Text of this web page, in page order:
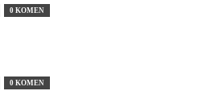
0 KOMEN
0 KOMEN